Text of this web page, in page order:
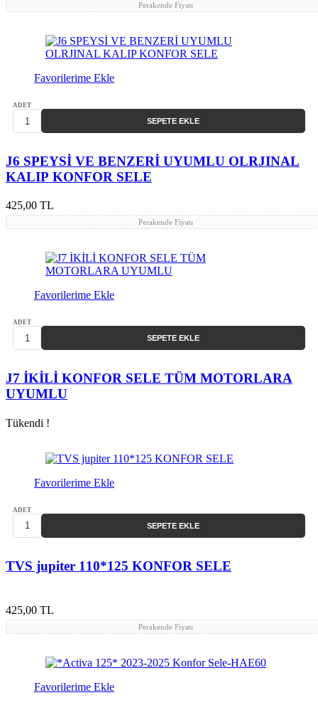
Perakende Fiyatı
Favorilerime Ekle
ADET
SEPETE EKLE
J6 SPEYSİ VE BENZERİ UYUMLU OLRJINAL
KALIP KONFOR SELE
425,00 TL
Perakende Fiyatı
Favorilerime Ekle
ADET
SEPETE EKLE
J7 İKİLİ KONFOR SELE TÜM MOTORLARA
UYUMLU
Tükendi !
Favorilerime Ekle
ADET
SEPETE EKLE
TVS jupiter 110*125 KONFOR SELE
425,00 TL
Perakende Fiyatı
Favorilerime Ekle